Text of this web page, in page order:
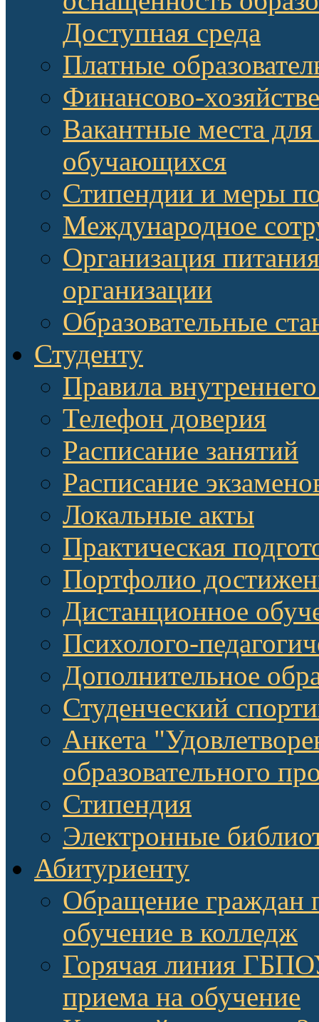
Доступная среда
Платные
Финансово-
Вакантные места
обучающихся
Стипендии и меры
Международное
Организация
организации
Образовательные
Студенту
Правила
Телефон доверия
Расписание занятий
Расписание
Локальные акты
Практическая
Портфолио
Дистанционное
Психолого-
Дополнительное
Студенческий
Анкета
образовательного
Стипендия
Электронные
Абитуриенту
Обращение граждан
обучение в колледж
Горячая линия
приема на обучение